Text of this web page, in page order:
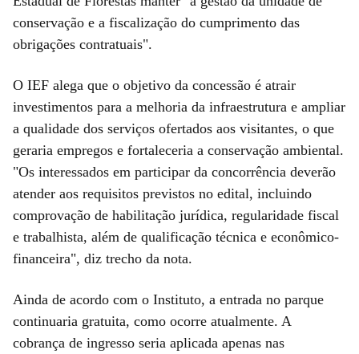
conservação e a fiscalização do cumprimento das
obrigações contratuais".
O IEF alega que o objetivo da concessão é atrair
investimentos para a melhoria da infraestrutura e ampliar
a qualidade dos serviços ofertados aos visitantes, o que
geraria empregos e fortaleceria a conservação ambiental.
"Os interessados em participar da concorrência deverão
atender aos requisitos previstos no edital, incluindo
comprovação de habilitação jurídica, regularidade fiscal
e trabalhista, além de qualificação técnica e econômico-
financeira", diz trecho da nota.
Ainda de acordo com o Instituto, a entrada no parque
continuaria gratuita, como ocorre atualmente. A
cobrança de ingresso seria aplicada apenas nas